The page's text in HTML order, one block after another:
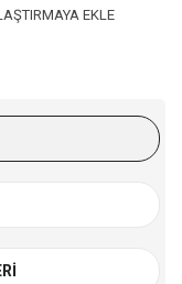
EKLE